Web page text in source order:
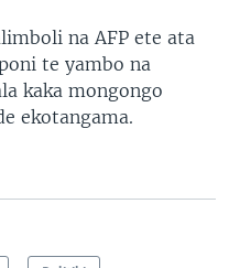
na AFP ete ata
te yambo na
kaka mongongo
ekotangama.